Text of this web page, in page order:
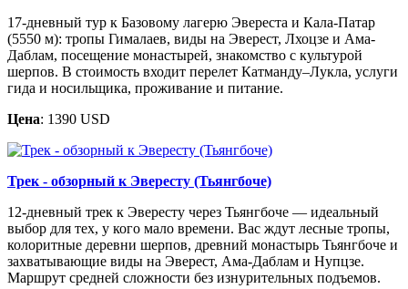
17-дневный тур к Базовому лагерю Эвереста и Кала-Патар
(5550 м): тропы Гималаев, виды на Эверест, Лхоцзе и Ама-
Даблам, посещение монастырей, знакомство с культурой
шерпов. В стоимость входит перелет Катманду–Лукла, услуги
гида и носильщика, проживание и питание.
Цена: 1390 USD
Трек - обзорный к Эвересту (Тьянгбоче)
12-дневный трек к Эвересту через Тьянгбоче — идеальный
выбор для тех, у кого мало времени. Вас ждут лесные тропы,
колоритные деревни шерпов, древний монастырь Тьянгбоче и
захватывающие виды на Эверест, Ама-Даблам и Нупцзе.
Маршрут средней сложности без изнурительных подъемов.